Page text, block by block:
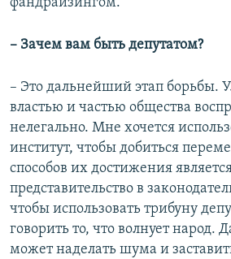
фандрайзингом.
– Зачем вам быть депутатом?
– Это дальнейший этап борьбы.
властью и частью общества
нелегально. Мне хочется
институт, чтобы добиться
способов их достижения
представительство в
чтобы использовать трибуну
говорить то, что волнует народ.
может наделать шума и